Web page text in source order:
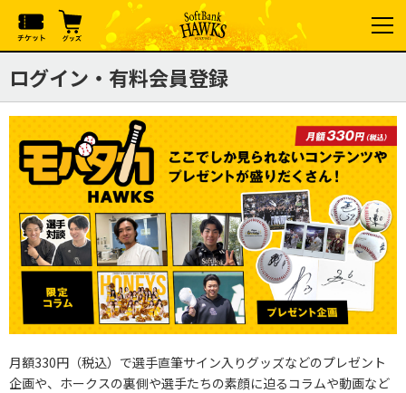
ログイン・有料会員登録
月額330円（税込）で選手直筆サイン入りグッズなどのプレゼント
企画や、ホークスの裏側や選手たちの素顔に迫るコラムや動画など